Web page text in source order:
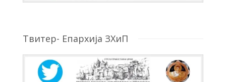
Твитер- Епархија ЗХиП